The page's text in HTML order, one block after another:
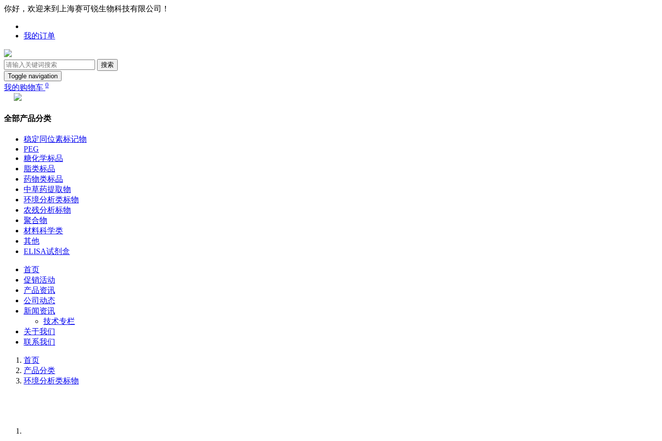
你好，欢迎来到上海赛可锐生物科技有限公司！
我的订单
搜索
Toggle navigation
我的购物车 0
全部产品分类
稳定同位素标记物
PEG
糖化学标品
脂类标品
药物类标品
中草药提取物
环境分析类标物
农残分析标物
聚合物
材料科学类
其他
ELISA试剂盒
首页
促销活动
产品资讯
公司动态
新闻资讯
技术专栏
关于我们
联系我们
首页
产品分类
环境分析类标物